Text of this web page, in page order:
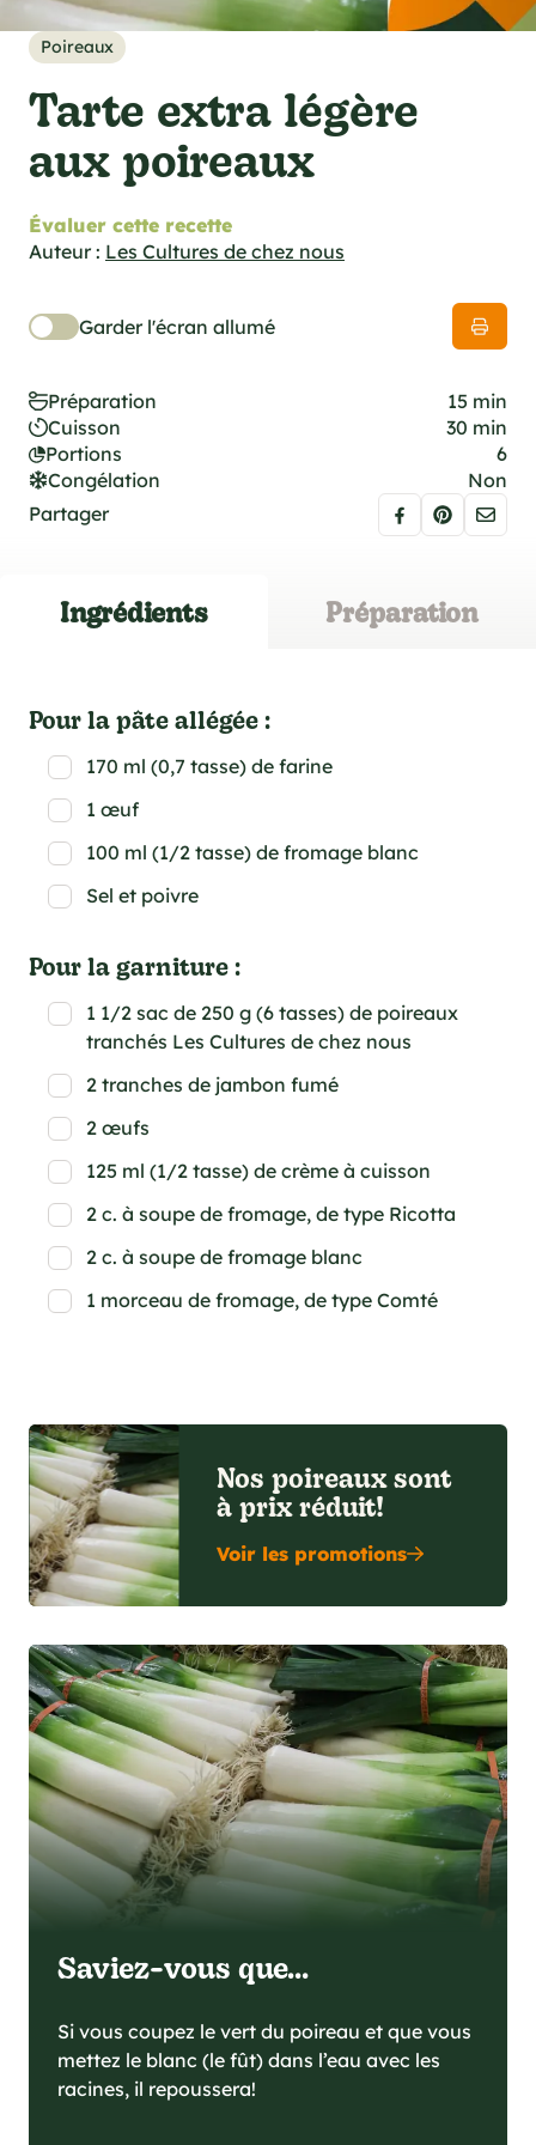
techniques
foodiePoireaux
Tarte extra légère
aux poireaux
Évaluer cette recette
Auteur : Les Cultures de chez nous
Garder l'écran allumé
Préparation
15 min
Cuisson
30 min
Portions
6
Congélation
Non
Partager
Ingrédients Préparation
Pour la pâte allégée :
170 ml (0,7 tasse) de farine
1 œuf
100 ml (1/2 tasse) de fromage blanc
Sel et poivre
Pour la garniture :
1 1/2 sac de 250 g (6 tasses) de poireaux
tranchés Les Cultures de chez nous
2 tranches de jambon fumé
2 œufs
125 ml (1/2 tasse) de crème à cuisson
2 c. à soupe de fromage, de type Ricotta
2 c. à soupe de fromage blanc
1 morceau de fromage, de type Comté
Nos poireaux sont
à prix réduit!
Voir les promotions
Saviez-vous que...
Si vous coupez le vert du poireau et que vous
mettez le blanc (le fût) dans l’eau avec les
racines, il repoussera!